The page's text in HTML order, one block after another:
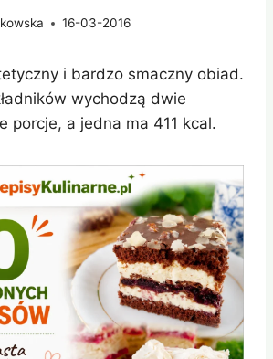
16-03-2016
i bardzo smaczny obiad.
wychodzą dwie
porcje, a jedna ma 411 kcal.